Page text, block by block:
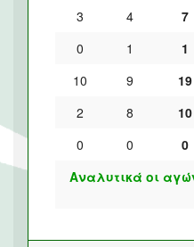
3
4 7
0
1 1
10
9 19
2
8 10
0
0 0
Αναλυτικά οι